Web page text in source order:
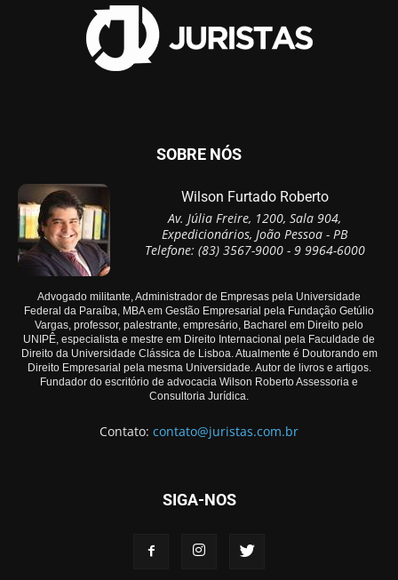
SOBRE NÓS
Wilson Furtado Roberto
Av. Júlia Freire, 1200, Sala 904,
Expedicionários, João Pessoa - PB
Telefone: (83) 3567-9000 - 9 9964-6000
Advogado militante, Administrador de Empresas pela Universidade
Federal da Paraíba, MBA em Gestão Empresarial pela Fundação Getúlio
Vargas, professor, palestrante, empresário, Bacharel em Direito pelo
UNIPÊ, especialista e mestre em Direito Internacional pela Faculdade de
Direito da Universidade Clássica de Lisboa. Atualmente é Doutorando em
Direito Empresarial pela mesma Universidade. Autor de livros e artigos.
Fundador do escritório de advocacia Wilson Roberto Assessoria e
Consultoria Jurídica.
Contato: contato@juristas.com.br
SIGA-NOS